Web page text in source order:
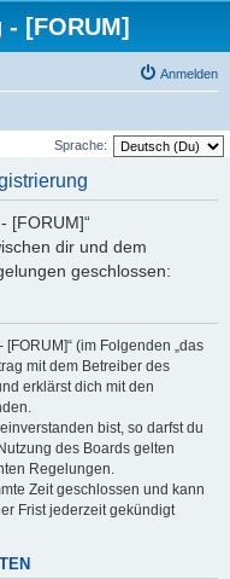
[FORUM]
Anmelden
Sprache:
[FORUM]“
dir und dem
geschlossen:
(im Folgenden „das
mit dem Betreiber des
erklärst dich mit den
bist, so darfst du
des Boards gelten
Regelungen.
Zeit geschlossen und kann
Frist jederzeit gekündigt